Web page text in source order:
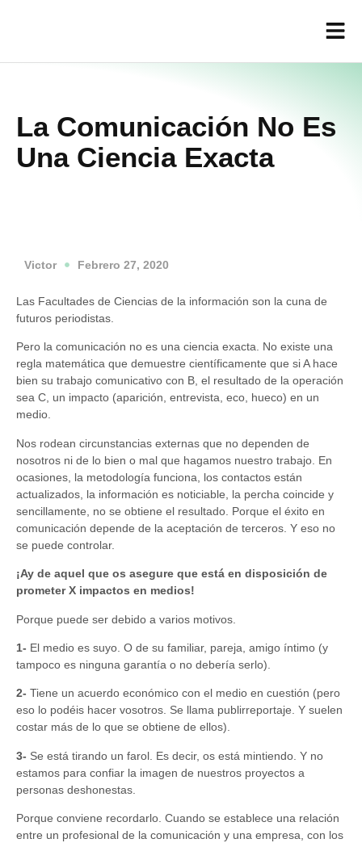
La Comunicación No Es
Una Ciencia Exacta
Victor Febrero 27, 2020
Las Facultades de Ciencias de la información son la cuna de
futuros periodistas.
Pero la comunicación no es una ciencia exacta. No existe una
regla matemática que demuestre científicamente que si A hace
bien su trabajo comunicativo con B, el resultado de la operación
sea C, un impacto (aparición, entrevista, eco, hueco) en un
medio.
Nos rodean circunstancias externas que no dependen de
nosotros ni de lo bien o mal que hagamos nuestro trabajo. En
ocasiones, la metodología funciona, los contactos están
actualizados, la información es noticiable, la percha coincide y
sencillamente, no se obtiene el resultado. Porque el éxito en
comunicación depende de la aceptación de terceros. Y eso no
se puede controlar.
¡Ay de aquel que os asegure que está en disposición de
prometer X impactos en medios!
Porque puede ser debido a varios motivos.
1- El medio es suyo. O de su familiar, pareja, amigo íntimo (y
tampoco es ninguna garantía o no debería serlo).
2- Tiene un acuerdo económico con el medio en cuestión (pero
eso lo podéis hacer vosotros. Se llama publirreportaje. Y suelen
costar más de lo que se obtiene de ellos).
3- Se está tirando un farol. Es decir, os está mintiendo. Y no
estamos para confiar la imagen de nuestros proyectos a
personas deshonestas.
Porque conviene recordarlo. Cuando se establece una relación
entre un profesional de la comunicación y una empresa, con los